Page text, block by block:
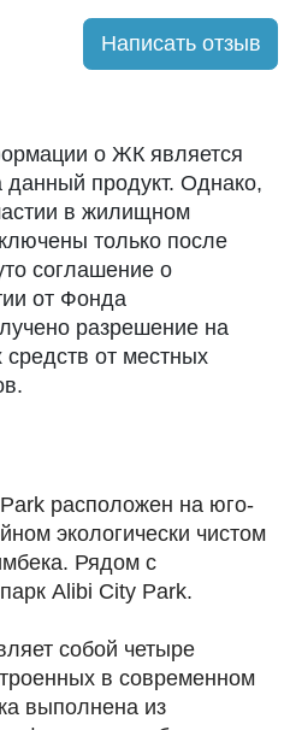
Написать отзыв
о ЖК является
продукт. Однако,
в жилищном
только после
соглашение о
от Фонда
разрешение на
от местных
расположен на юго-
экологически чистом
Рядом с
Alibi City Park.
собой четыре
в современном
выполнена из